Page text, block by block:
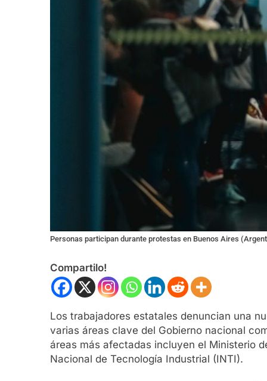
Personas participan durante protestas en Buenos Aires
Compartilo!
Los trabajadores estatales denuncian una
varias áreas clave del Gobierno nacional
áreas más afectadas incluyen el Ministerio
Nacional de Tecnología Industrial (INTI).